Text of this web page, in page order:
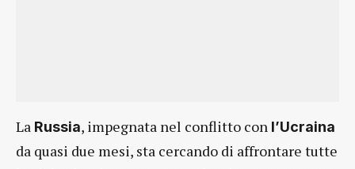
La Russia, impegnata nel conflitto con l’Ucraina
da quasi due mesi, sta cercando di affrontare tutte